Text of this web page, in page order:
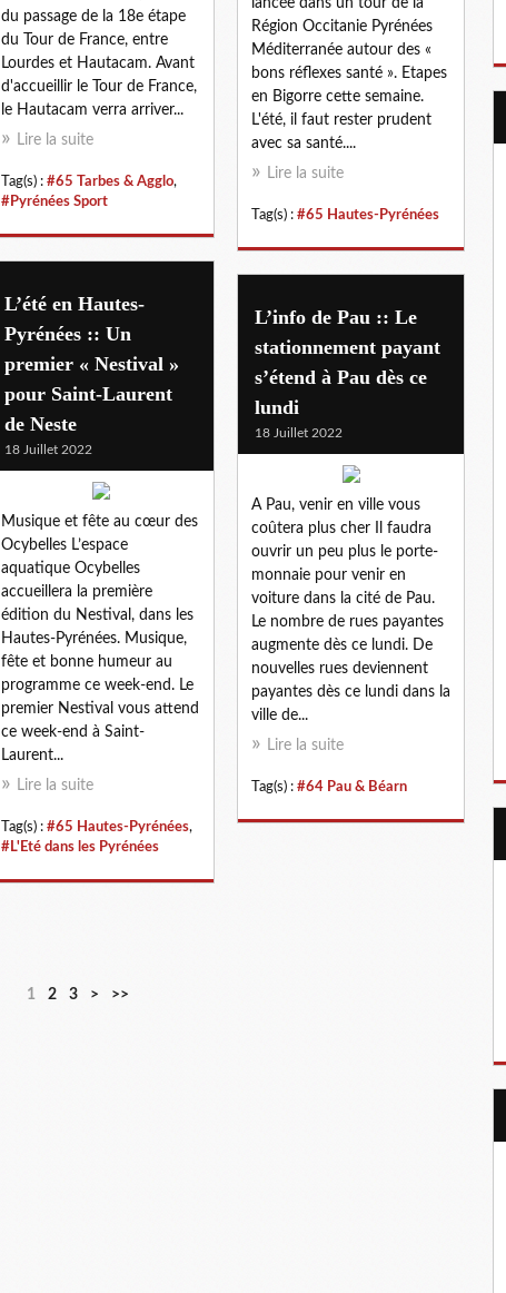
lancée dans un tour de la
Région Occitanie Pyrénées
Méditerranée autour des «
bons réflexes santé ». Etapes
en Bigorre cette semaine.
L'été, il faut rester prudent
avec sa santé....
Lire la suite
Tag(s) : #65 Hautes-Pyrénées
du passage de la 18e étape
du Tour de France, entre
Lourdes et Hautacam. Avant
d'accueillir le Tour de France,
le Hautacam verra arriver...
Lire la suite
Tag(s) : #65 Tarbes & Agglo,
#Pyrénées Sport
L’été en Hautes-
Pyrénées :: Un
premier « Nestival »
pour Saint-Laurent
de Neste
18 Juillet 2022
Musique et fête au cœur des
Ocybelles L’espace
aquatique Ocybelles
accueillera la première
édition du Nestival, dans les
Hautes-Pyrénées. Musique,
fête et bonne humeur au
programme ce week-end. Le
premier Nestival vous attend
ce week-end à Saint-
Laurent...
Lire la suite
Tag(s) : #65 Hautes-Pyrénées,
#L'Eté dans les Pyrénées
L’info de Pau :: Le
stationnement payant
s’étend à Pau dès ce
lundi
18 Juillet 2022
A Pau, venir en ville vous
coûtera plus cher Il faudra
ouvrir un peu plus le porte-
monnaie pour venir en
voiture dans la cité de Pau.
Le nombre de rues payantes
augmente dès ce lundi. De
nouvelles rues deviennent
payantes dès ce lundi dans la
ville de...
Lire la suite
Tag(s) : #64 Pau & Béarn
1 2 3 > >>